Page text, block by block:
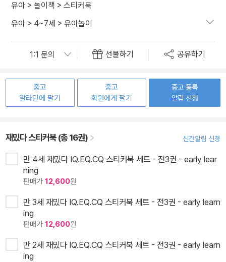
유아 > 놀이책 > 스티커북
유아 > 4~7세 > 유아놀이
선물하기 공유하기
중고
알라딘에 팔기
중고
회원에게 팔기
중고 등록
알림 신청
재밌다 스티커북 (총 16권) 신간알림 신청
만 4세 재밌다 IQ.EQ.CQ 스티커북 세트 - 전3권 - early lear
ning
판매가 12,600원
만 3세 재밌다 IQ.EQ.CQ 스티커북 세트 - 전3권 - early learn
ing
판매가 12,600원
만 2세 재밌다 IQ.EQ.CQ 스티커북 세트 - 전3권 - early learn
ing